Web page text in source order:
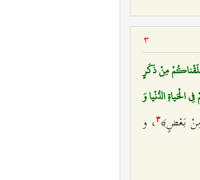
3
مِنْ ذَكَرٍ
الْحَياةِ الدُّنْيا وَ
بَعْضٍ﴾٣، و